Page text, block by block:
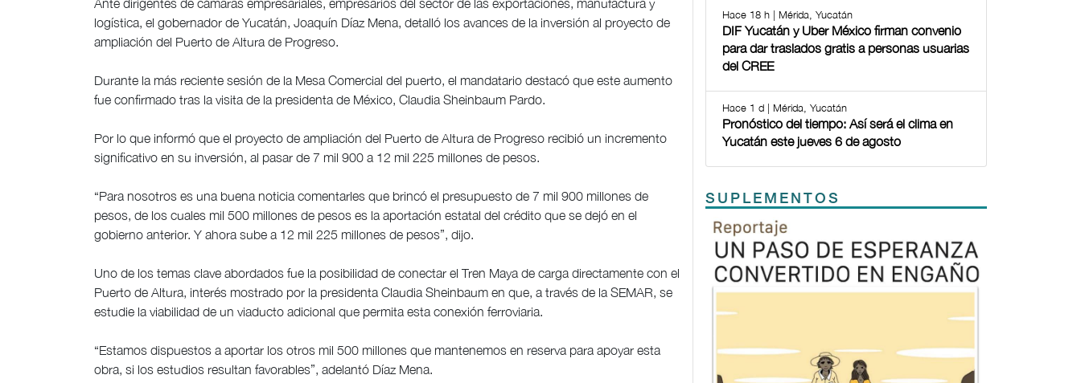
Ante dirigentes de cámaras empresariales, empresarios del sector de las exportaciones, manufactura y
logística, el gobernador de Yucatán, Joaquín Díaz Mena, detalló los avances de la inversión al proyecto de
ampliación del Puerto de Altura de Progreso.
Durante la más reciente sesión de la Mesa Comercial del puerto, el mandatario destacó que este aumento
fue confirmado tras la visita de la presidenta de México, Claudia Sheinbaum Pardo.
Por lo que informó que el proyecto de ampliación del Puerto de Altura de Progreso recibió un incremento
significativo en su inversión, al pasar de 7 mil 900 a 12 mil 225 millones de pesos.
“Para nosotros es una buena noticia comentarles que brincó el presupuesto de 7 mil 900 millones de
pesos, de los cuales mil 500 millones de pesos es la aportación estatal del crédito que se dejó en el
gobierno anterior. Y ahora sube a 12 mil 225 millones de pesos”, dijo.
Uno de los temas clave abordados fue la posibilidad de conectar el Tren Maya de carga directamente con el
Puerto de Altura, interés mostrado por la presidenta Claudia Sheinbaum en que, a través de la SEMAR, se
estudie la viabilidad de un viaducto adicional que permita esta conexión ferroviaria.
“Estamos dispuestos a aportar los otros mil 500 millones que mantenemos en reserva para apoyar esta
obra, si los estudios resultan favorables”, adelantó Díaz Mena.
Hace 18 h | Mérida, Yucatán
DIF Yucatán y Uber México firman convenio
para dar traslados gratis a personas usuarias
del CREE
Hace 1 d | Mérida, Yucatán
Pronóstico del tiempo: Así será el clima en
Yucatán este jueves 6 de agosto
SUPLEMENTOS
Previous
TODOS LOS SUPLEMENTOS